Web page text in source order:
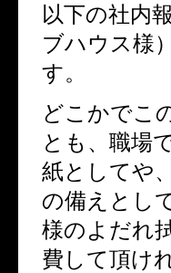
以下の社内
ブハウス様
す。
どこかでこ
とも、職場
紙としてや
の備えとし
様のよだれ
費して頂け